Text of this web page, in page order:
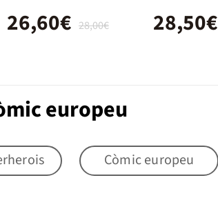
28,00€
26,60€ 28,50€
europeu
Còmic europeu